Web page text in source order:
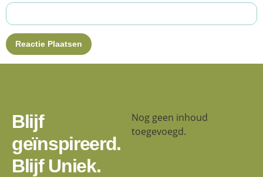
Blijf
geïnspireerd.
Blijf Uniek.
Nog geen inhoud
toegevoegd.